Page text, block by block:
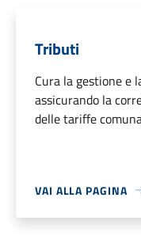
Tributi
Cura la gestione e
assicurando la
delle tariffe
VAI ALLA PAGINA